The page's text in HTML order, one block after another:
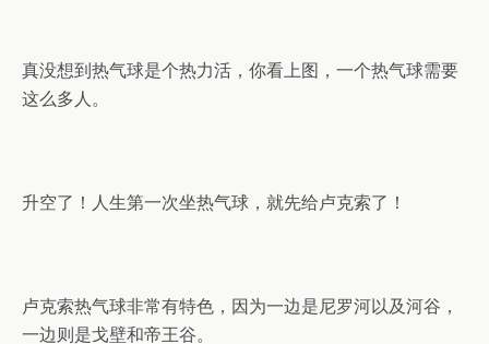
真没想到热气球是个热力活，你看上图，一个热气球需要
这么多人。
升空了！人生第一次坐热气球，就先给卢克索了！
卢克索热气球非常有特色，因为一边是尼罗河以及河谷，
一边则是戈壁和帝王谷。